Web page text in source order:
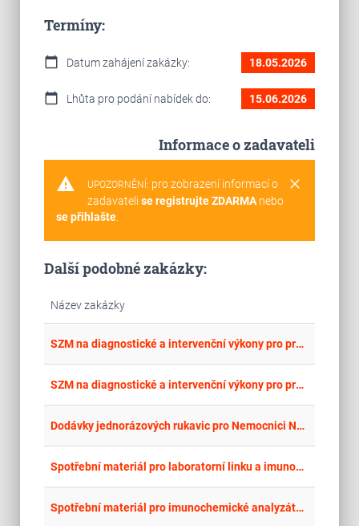
Termíny:
calendar_today Datum zahájení zakázky: 18.05.2026
calendar_today Lhůta pro podání nabídek do: 15.06.2026
Informace o zadavateli
warning clear
UPOZORNĚNÍ: pro zobrazení informací o
zadavateli se registrujte ZDARMAnebo
se přihlašte.
Další podobné zakázky:
Název zakázky
SZM na diagnostické a intervenční výkony pro pracoviště interveční radiologie - část 7: Balónkový katétr 7
SZM na diagnostické a intervenční výkony pro pracoviště interveční radiologie - část 6: Balónkový katétr 6
Dodávky jednorázových rukavic pro Nemocnici Nymburk s.r.o.
Spotřební materiál pro laboratorní linku a imunochemický analyzátor včetně výpůjčky imunochemického analyzátoru
Spotřební materiál pro imunochemické analyzátory včetně výpůjčky imunochemického analyzátoru